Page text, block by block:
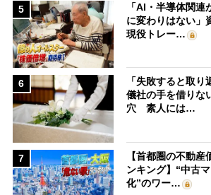
5
「AI・半導体関連
に変わりはない」
現役トレー…
6
「失敗すると取
儀社の手を借りな
穴 素人には…
7
【首都圏の不動
ンキング】“中古
化”のワー…